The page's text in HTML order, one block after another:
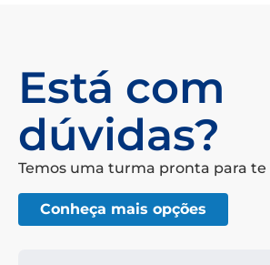
Está com
dúvidas?
Temos uma turma pronta para
Conheça mais opções